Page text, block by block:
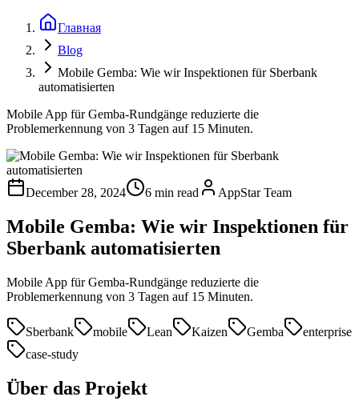
Главная
Blog
Mobile Gemba: Wie wir Inspektionen für Sberbank
automatisierten
Mobile App für Gemba-Rundgänge reduzierte die
Problemerkennung von 3 Tagen auf 15 Minuten.
December 28, 2024 6 min read AppStar Team
Mobile Gemba: Wie wir Inspektionen für
Sberbank automatisierten
Mobile App für Gemba-Rundgänge reduzierte die
Problemerkennung von 3 Tagen auf 15 Minuten.
Sberbank mobile Lean Kaizen Gemba
enterprise
case-study
Über das Projekt